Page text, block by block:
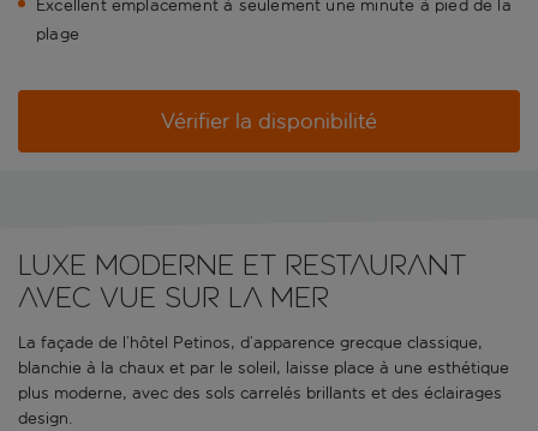
Excellent emplacement à seulement une minute à pied de la
plage
Vérifier la disponibilité
Luxe moderne et restaurant
avec vue sur la mer
La façade de l’hôtel Petinos, d’apparence grecque classique,
blanchie à la chaux et par le soleil, laisse place à une esthétique
plus moderne, avec des sols carrelés brillants et des éclairages
design.